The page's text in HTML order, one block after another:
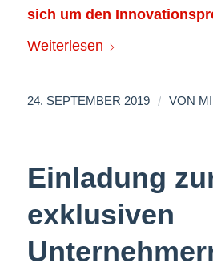
sich um den
Weiterlesen
24. SEPTEMBER 2019 / VON
Einladung
exklusiven